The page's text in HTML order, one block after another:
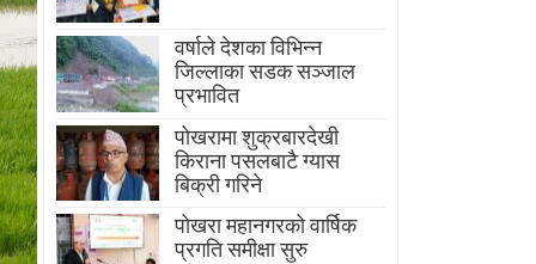
वर्षाले देशका विभिन्न
जिल्लाका सडक सञ्जाल
प्रभावित
पोखरामा शुक्रबारदेखी
किराना पसलबाटै ग्यास
बिक्री गरिने
पोखरा महानगरको वार्षिक
प्रगति समीक्षा सुरु